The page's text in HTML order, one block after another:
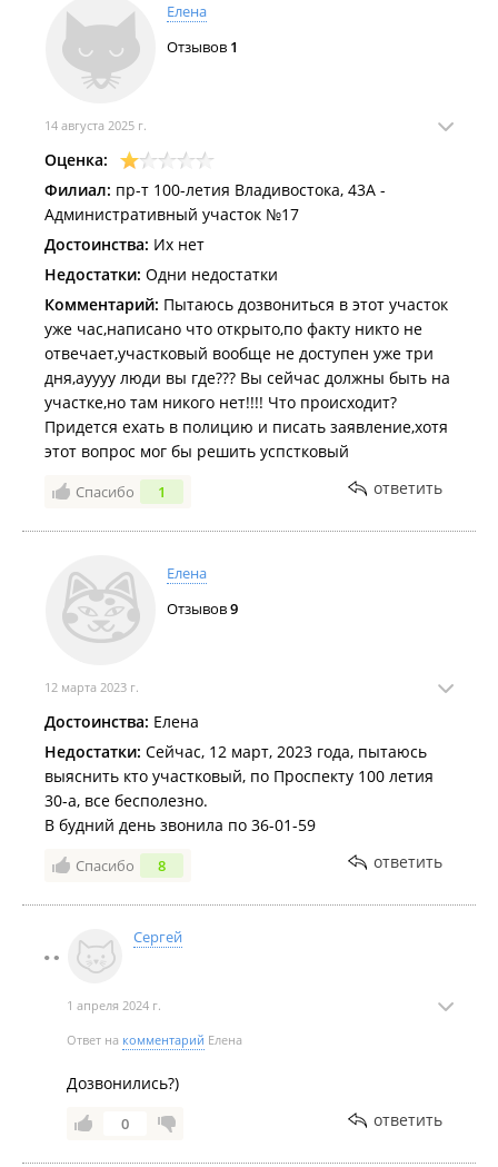
Елена
Отзывов 1
14 августа 2025 г.
Оценка:
Филиал: пр-т 100-летия Владивостока, 43А -
Административный участок №17
Достоинства: Их нет
Недостатки: Одни недостатки
Комментарий: Пытаюсь дозвониться в этот участок
уже час,написано что открыто,по факту никто не
отвечает,участковый вообще не доступен уже три
дня,ауууу люди вы где??? Вы сейчас должны быть на
участке,но там никого нет!!!! Что происходит?
Придется ехать в полицию и писать заявление,хотя
этот вопрос мог бы решить успстковый
Спасибо 1 ответить
Елена
Отзывов9
12 марта 2023 г.
Достоинства: Елена
Недостатки: Сейчас, 12 март, 2023 года, пытаюсь
выяснить кто участковый, по Проспекту 100 летия
30-а, все бесполезно.
В будний день звонила по 36-01-59
Спасибо 8 ответить
Сергей
1 апреля 2024 г.
Ответ на комментарий Елена
Дозвонились?)
0 ответить